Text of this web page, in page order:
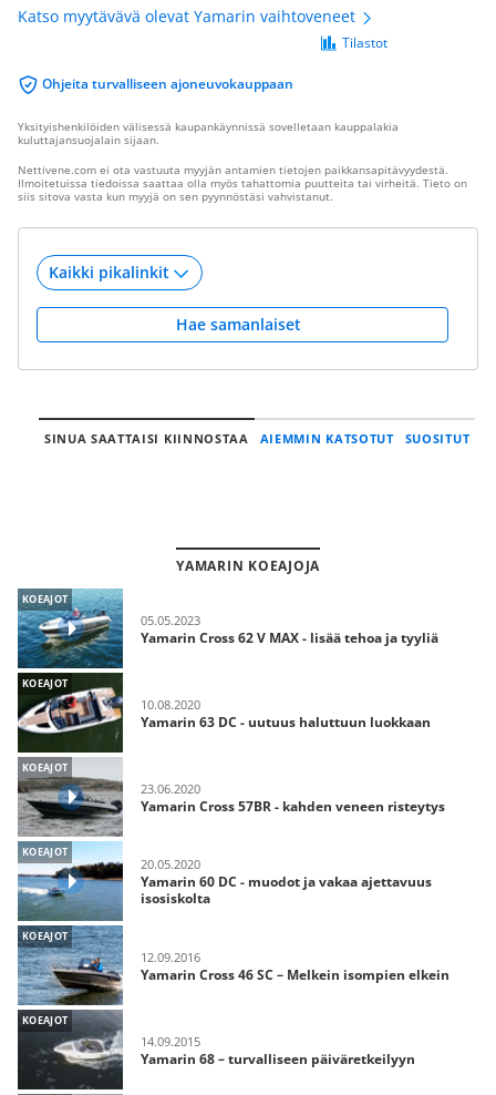
Katso myytävävä olevat Yamarin vaihtoveneet
Ohjeita turvalliseen ajoneuvokauppaan
Tilastot
Yksityishenkilöiden välisessä kaupankäynnissä sovelletaan kauppalakia
kuluttajansuojalain sijaan.
Nettivene.com ei ota vastuuta myyjän antamien tietojen paikkansapitävyydestä.
Ilmoitetuissa tiedoissa saattaa olla myös tahattomia puutteita tai virheitä. Tieto on
siis sitova vasta kun myyjä on sen pyynnöstäsi vahvistanut.
Hae samanlaiset
SINUA SAATTAISI KIINNOSTAA AIEMMIN KATSOTUT SUOSITUT
YAMARIN KOEAJOJA
KOEAJOT
05.05.2023
Yamarin Cross 62 V MAX - lisää tehoa ja tyyliä
KOEAJOT
10.08.2020
Yamarin 63 DC - uutuus haluttuun luokkaan
KOEAJOT
23.06.2020
Yamarin Cross 57BR - kahden veneen risteytys
KOEAJOT
20.05.2020
Yamarin 60 DC - muodot ja vakaa ajettavuus
isosiskolta
KOEAJOT
12.09.2016
Yamarin Cross 46 SC – Melkein isompien elkein
KOEAJOT
14.09.2015
Yamarin 68 – turvalliseen päiväretkeilyyn